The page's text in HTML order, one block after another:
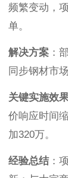
频繁变动，
单。
解决方案 ：
同步钢材市
关键实施效
价响应时间
加320万。
经验总结：